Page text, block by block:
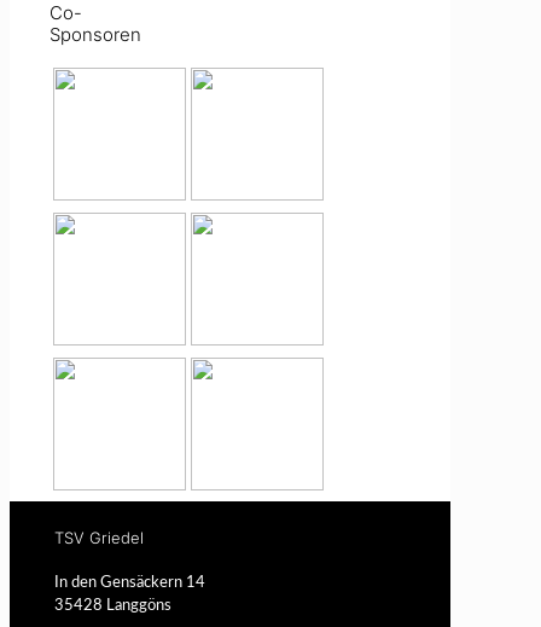
Co-
Sponsoren
TSV Griedel
In den Gensäckern 14
35428 Langgöns